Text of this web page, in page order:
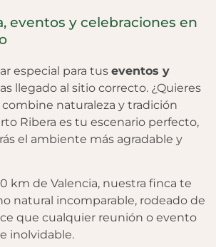
eventos y celebraciones en
especial para tus eventos y
llegado al sitio correcto. ¿Quieres
naturaleza y tradición
Ribera es tu escenario perfecto,
el ambiente más agradable y
km de Valencia, nuestra finca te
natural incomparable, rodeado de
que cualquier reunión o evento
inolvidable.